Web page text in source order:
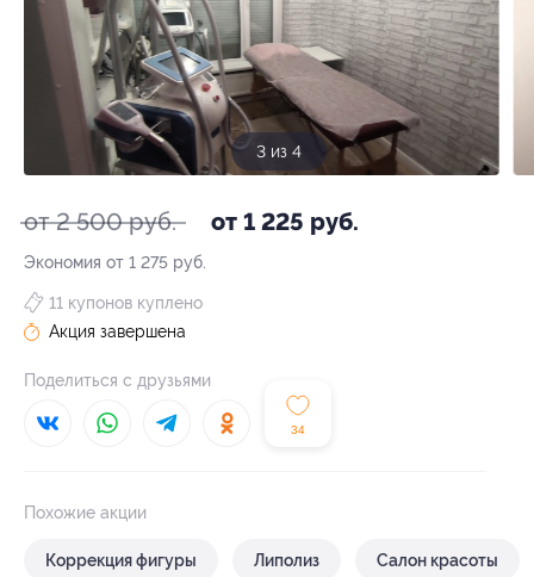
3 из 4
от 2 500 руб. от 1 225 руб.
Экономия от 1 275 руб.
34
11 купонов куплено
Акция завершена
Поделиться с друзьями
Похожие акции
Коррекция фигуры Липолиз Салон красоты